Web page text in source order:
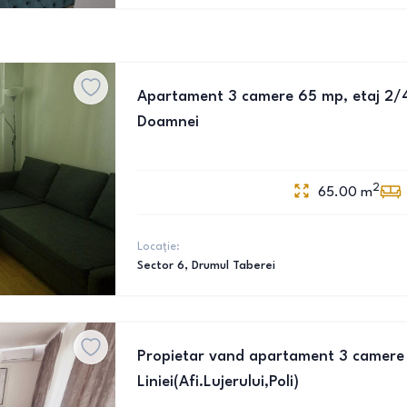
Apartament 3 camere 65 mp, etaj 2/
Doamnei
65.00 m2
Locație:
Sector 6, Drumul Taberei
Propietar vand apartament 3 camere
Liniei(Afi.Lujerului,Poli)